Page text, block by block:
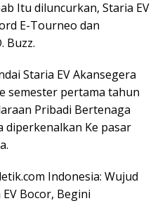
Itu diluncurkan, Staria EV
E-Tourneo dan
Buzz.
Staria EV Akansegera
semester pertama tahun
Pribadi Bertenaga
diperkenalkan Ke pasar
Indonesia: Wujud
Bocor, Begini